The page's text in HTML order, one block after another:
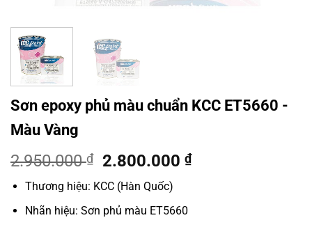
Sơn epoxy phủ màu chuẩn KCC ET5660 -
Màu Vàng
2.950.000₫
Giá
gốc
là:
2.950.000 ₫.
2.800.000₫Giá
Thương hiệu: KCC (Hàn Quốc)
Nhãn hiệu: Sơn phủ màu ET5660